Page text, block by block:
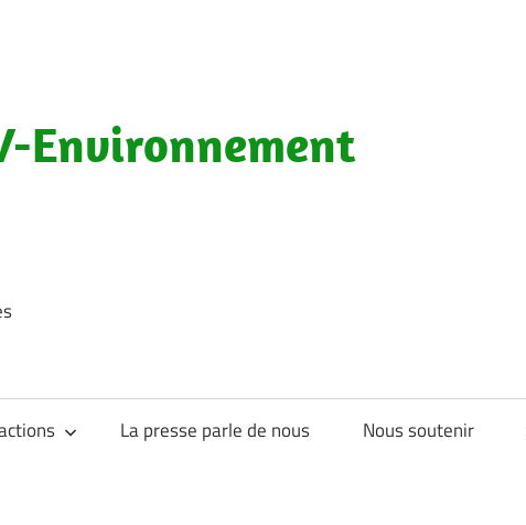
Environnement
La presse parle de nous Nous soutenir